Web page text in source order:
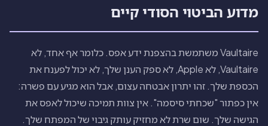
מדוע הביטוי הסודי קיים
Vaultaire משתמשת בהצפנת ידע אפס. כלומר אף אחד, לא
Vaultaire, לא Apple, לא ספק הענן שלך, לא יכול לפענח את
הכספת שלך. זהו יתרון אבטחה עצום, אבל הוא מגיע עם פשרה:
אין כפתור "שכחתי סיסמה". אין צוות תמיכה שיכול לאפס את
הגישה שלך. שום שרת לא מחזיק עותק גיבוי של המפתח שלך.